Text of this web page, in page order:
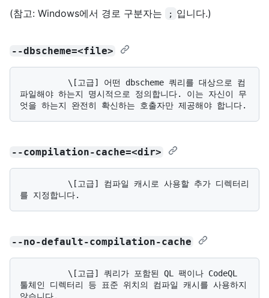
(참고: Windows에서 경로 구분자는 ; 입니다.)
--dbscheme=<file>
파일해야 하는지 명시적으로 정의합니다. 이는 자신이 무
--compilation-cache=<dir>
--no-default-compilation-cache
툴체인 디렉터리 등 표준 위치의 컴파일 캐시를 사용하지